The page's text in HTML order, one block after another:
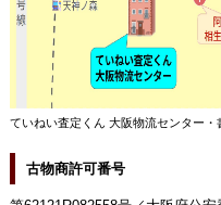
ていねい査定くん 大阪物流センター・
古物商許可番号